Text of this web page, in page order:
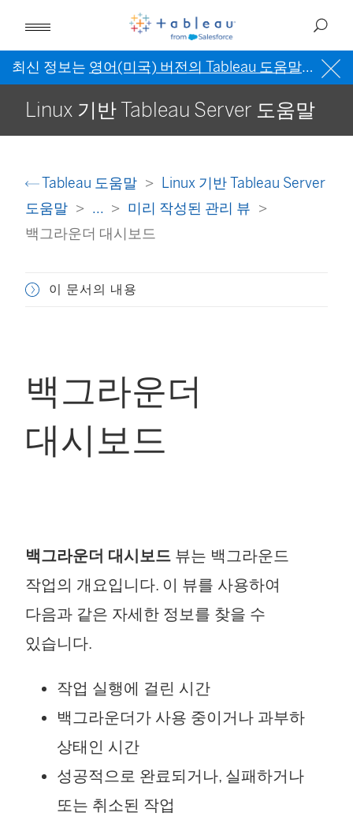
최신 정보는 영어(미국) 버전의 Tableau 도움말을 참조
Linux 기반 Tableau Server 도움말
Tableau 도움말
Linux 기반 Tableau Server
도움말
...
미리 작성된 관리 뷰
백그라운더 대시보드
이 문서의 내용
백그라운더
대시보드
백그라운더 대시보드 뷰는 백그라운드
작업의 개요입니다. 이 뷰를 사용하여
다음과 같은 자세한 정보를 찾을 수
있습니다.
작업 실행에 걸린 시간
백그라운더가 사용 중이거나 과부하
상태인 시간
성공적으로 완료되거나, 실패하거나
또는 취소된 작업